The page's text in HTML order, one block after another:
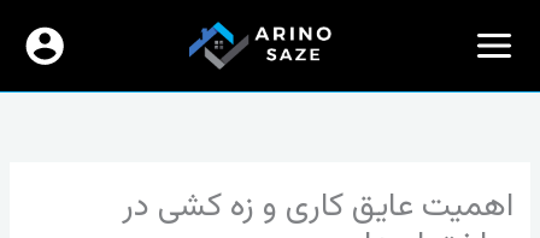
اهمیت عایق کاری و زه کشی در